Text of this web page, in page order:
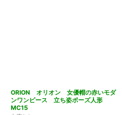
ORION オリオン 女優帽の赤いモダ
ンワンピース 立ち姿ポーズ人形
MC15